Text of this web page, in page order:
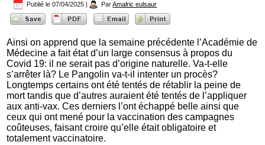
Publié le 07/04/2025 | Par Amalric eulsaur
Ainsi on apprend que la semaine précédente l’Académie de
Médecine a fait état d’un large consensus à propos du
Covid 19: il ne serait pas d’origine naturelle. Va-t-elle
s’arrêter là? Le Pangolin va-t-il intenter un procès?
Longtemps certains ont été tentés de rétablir la peine de
mort tandis que d’autres auraient été tentés de l’appliquer
aux anti-vax. Ces derniers l’ont échappé belle ainsi que
ceux qui ont mené pour la vaccination des campagnes
coûteuses, faisant croire qu’elle était obligatoire et
totalement vaccinatoire.